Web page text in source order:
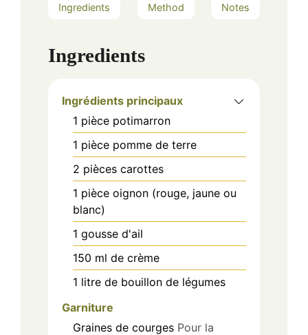
Ingredients Method Notes
Ingredients
Ingrédients principaux
1 pièce potimarron
1 pièce pomme de terre
2 pièces carottes
1 pièce oignon (rouge, jaune ou
blanc)
1 gousse d'ail
150 ml de crème
1 litre de bouillon de légumes
Garniture
Graines de courges Pour la